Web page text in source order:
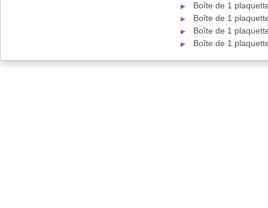
Boîte de 1
Boîte de 1
Boîte de 1
Boîte de 1